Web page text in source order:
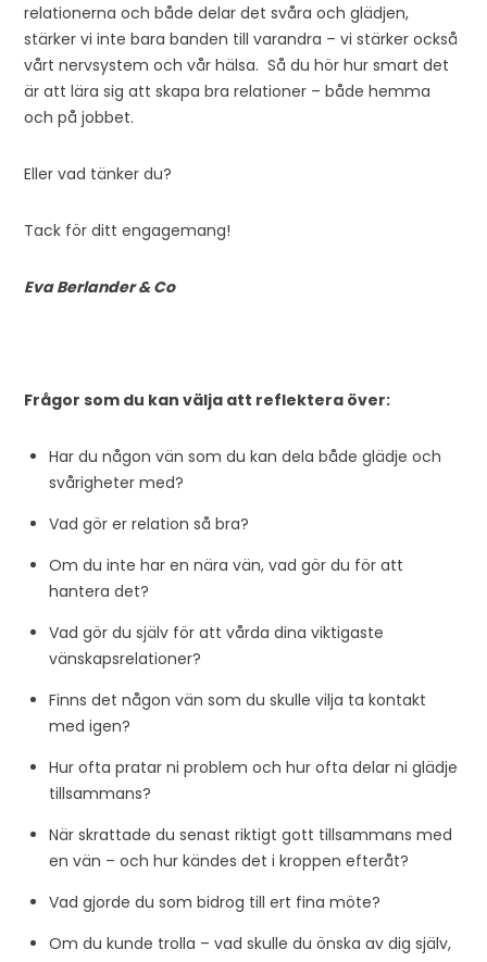
relationerna och både delar det svåra och glädjen,
stärker vi inte bara banden till varandra – vi stärker också
vårt nervsystem och vår hälsa. Så du hör hur smart det
är att lära sig att skapa bra relationer – både hemma
och på jobbet.
Eller vad tänker du?
Tack för ditt engagemang!
Eva Berlander & Co
Frågor som du kan välja att reflektera över:
Har du någon vän som du kan dela både glädje och
svårigheter med?
Vad gör er relation så bra?
Om du inte har en nära vän, vad gör du för att
hantera det?
Vad gör du själv för att vårda dina viktigaste
vänskapsrelationer?
Finns det någon vän som du skulle vilja ta kontakt
med igen?
Hur ofta pratar ni problem och hur ofta delar ni glädje
tillsammans?
När skrattade du senast riktigt gott tillsammans med
en vän – och hur kändes det i kroppen efteråt?
Vad gjorde du som bidrog till ert fina möte?
Om du kunde trolla – vad skulle du önska av dig själv,